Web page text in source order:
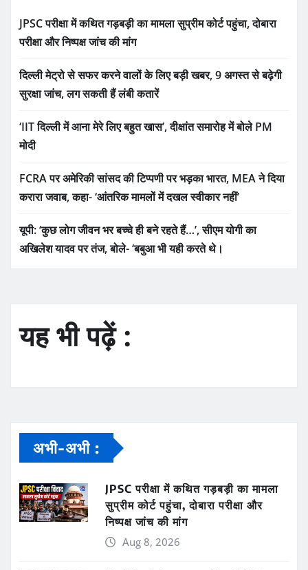
JPSC परीक्षा में कथित गड़बड़ी का मामला सुप्रीम कोर्ट पहुंचा, दोबारा
परीक्षा और निष्पक्ष जांच की मांग
दिल्ली मेट्रो से सफर करने वालों के लिए बड़ी खबर, 9 अगस्त से बढ़ेगी
सुरक्षा जांच, लग सकती हैं लंबी कतारें
‘IIT दिल्ली में आना मेरे लिए बहुत खास’, दीक्षांत समारोह में बोले PM
मोदी
FCRA पर अमेरिकी सांसद की टिप्पणी पर भड़का भारत, MEA ने दिया
करारा जवाब, कहा- ‘आंतरिक मामलों में दखल स्वीकार नहीं’
यूपी: ‘कुछ लोग जीवन भर बच्चे ही बने रहते हैं…’, सीएम योगी का
अखिलेश यादव पर तंज, बोले- ‘बबुआ भी यही करते थे।
यह भी पढ़ें :
अभी-अभी :
JPSC परीक्षा में कथित गड़बड़ी का मामला
सुप्रीम कोर्ट पहुंचा, दोबारा परीक्षा और
निष्पक्ष जांच की मांग
Aug 8, 2026